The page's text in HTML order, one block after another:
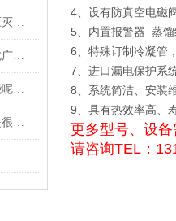
高效杀菌新选择：了解自控型高压灭菌锅的多功能应用！
全自动脂肪测定仪竟然应用于如此广泛的领域
全自动脂肪测定仪存在怎样的功能呢？瞧着里
固相萃取装置的定期检查与清理是很关键的
4、设有防真空电磁
5、内置报警器 蒸
6、特殊订制冷凝管
7、进口漏电保护系
8、系统简洁、安装
9、具有热效率高、
更多型号、设
请咨询TEL：